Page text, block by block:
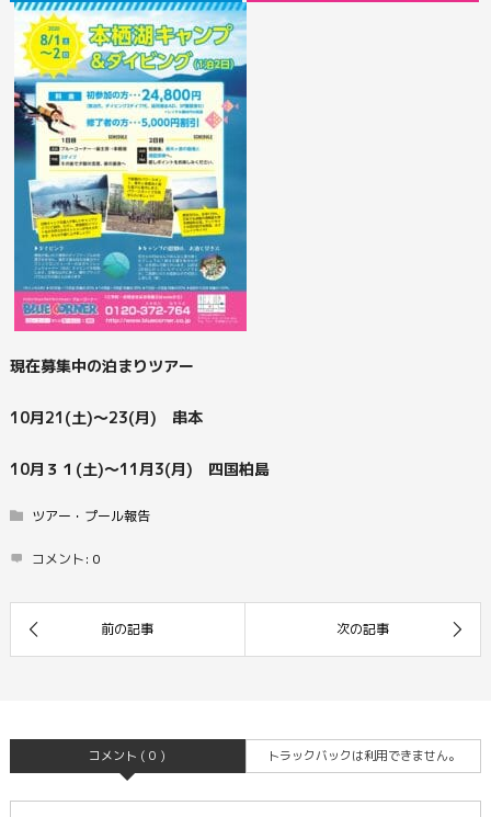
現在募集中の泊まりツアー
10月21(土)～23(月) 串本
10月３１(土)～11月3(月) 四国柏島
ツアー・プール報告
コメント: 0
コメント ( 0 ) トラックバックは利用できません。